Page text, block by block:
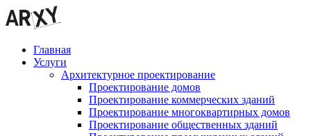
Главная
Услуги
Архитектурное проектирование
Проектирование домов
Проектирование коммерческих зданий
Проектирование многоквартирных домов
Проектирование общественных зданий